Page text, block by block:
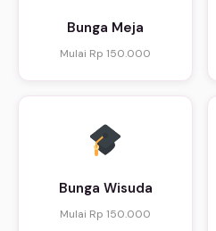
Bunga Meja
Mulai Rp 150.000
Bunga Wisuda
Mulai Rp 150.000